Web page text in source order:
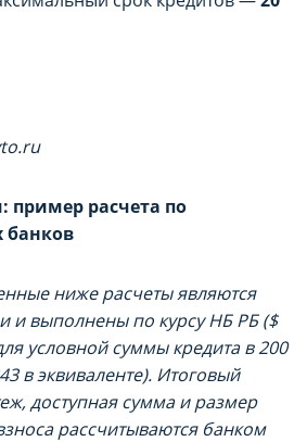
пример расчета по
банков
ниже расчеты являются
и выполнены по курсу НБ РБ ($
условной суммы кредита в 200
в эквиваленте). Итоговый
доступная сумма и размер
рассчитываются банком